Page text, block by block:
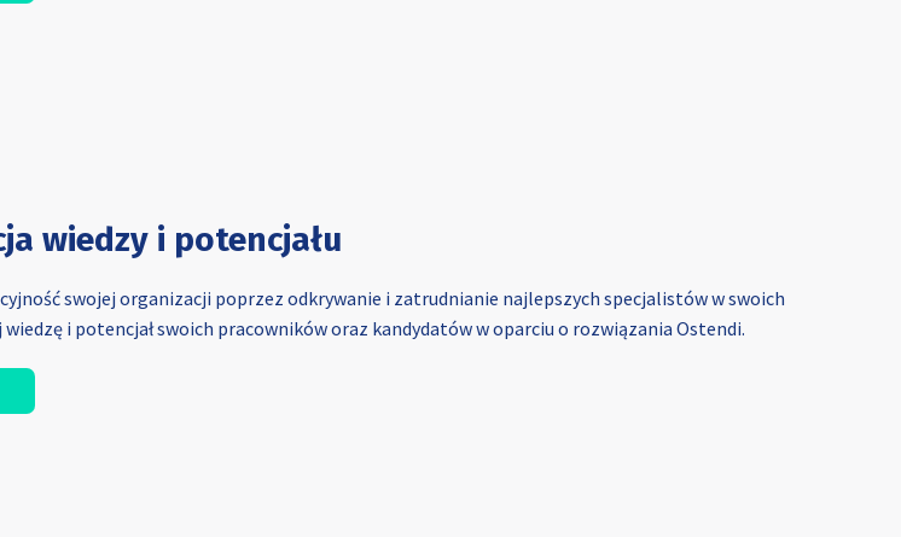
wiedzy i potencjału
swojej organizacji poprzez odkrywanie i zatrudnianie najlepszych specjalistów w swoich
wiedzę i potencjał swoich pracowników oraz kandydatów w oparciu o rozwiązania Ostendi.